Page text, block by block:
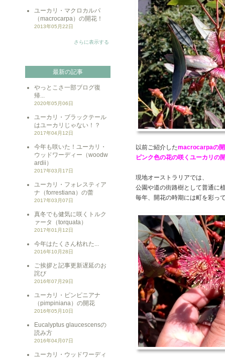
ユーカリ・マクロカルパ
（macrocarpa）の開花！
2013年05月22日
さらに表示する
最新の記事
やっとこさ一部ブログ復
帰...
2020年05月06日
ユーカリ・ブラックテール
はユーカリじゃない！？
2017年04月12日
今年も咲いた！ユーカリ・
ウッドワーディー（woodw
ardii）
2017年03月17日
ユーカリ・フォレスティア
ナ（forrestiana）の蕾
2017年03月07日
真冬でも健気に咲くトルク
ァータ（torquata）
2017年01月12日
今年はたくさん枯れた...
2016年10月28日
ご挨拶と記事更新遅延のお
詫び
2016年07月29日
ユーカリ・ピンピニアナ
（pimpiniana）の開花
2016年05月10日
Eucalyptus glaucescensの
読み方
2016年04月07日
ユーカリ・ウッドワーディ
以前ご紹介したmacrocarpaの
ピンク色の花の咲くユーカリの
現地オーストラリアでは、
公園や道の街路樹として普通に
毎年、開花の時期には町を彩っ